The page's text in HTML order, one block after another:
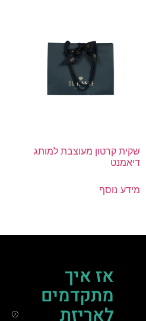
שקית קרטון מעוצבת למותג
דיאמנט
מידע נוסף
אז איך
מתקדמים
לאריזת